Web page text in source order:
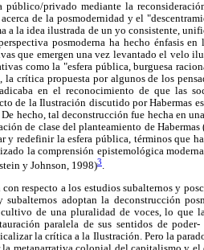
público/privado mediante la
de la posmodernidad y el
la idea ilustrada de un yo consistente,
posmoderna ha hecho énfasis
que emergen una vez levantado el velo
como la "esfera pública, burguesa
crítica propuesta por algunos de los
en el reconocimiento de que las
de la Ilustración discutido por Habermas
hecho, tal deconstrucción fue hecha en
de clase del planteamiento de
y redefinir la esfera pública, términos que
la comprensión epistemológica
y Johnson, 1998)3.
respecto a los estudios subalternos y
adoptan la deconstrucción
de una pluralidad de voces, lo que
paralela de sus sentidos de poder-
la crítica a la Ilustración. Pero la